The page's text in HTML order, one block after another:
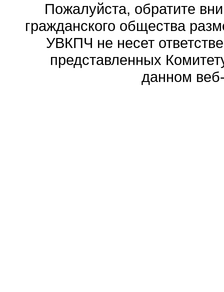
Пожалуйста, обратите
гражданского общества
УВКПЧ не несет
представленных
данном